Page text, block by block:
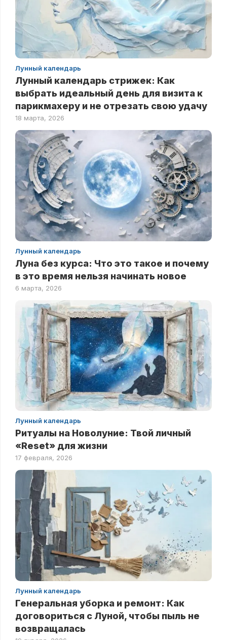
Лунный календарь
Лунный календарь стрижек: Как
выбрать идеальный день для визита к
парикмахеру и не отрезать свою удачу
18 марта, 2026
Лунный календарь
Луна без курса: Что это такое и почему
в это время нельзя начинать новое
6 марта, 2026
Лунный календарь
Ритуалы на Новолуние: Твой личный
«Reset» для жизни
17 февраля, 2026
Лунный календарь
Генеральная уборка и ремонт: Как
договориться с Луной, чтобы пыль не
возвращалась